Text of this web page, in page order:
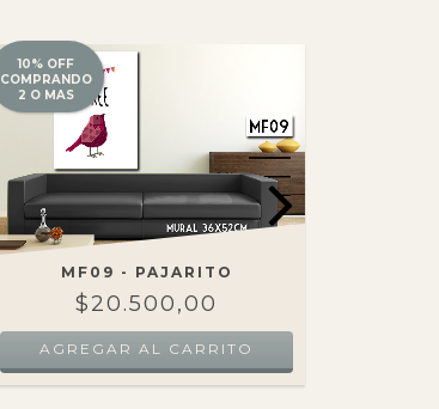
10% OFF
COMPRANDO
2 O MAS
MF09 - PAJARITO
$20.500,00